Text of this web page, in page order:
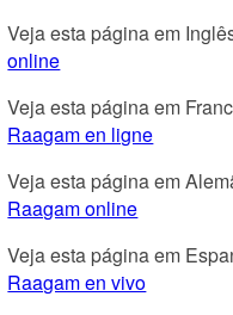
Veja esta página em
online
Veja esta página em
Raagam en ligne
Veja esta página em
Raagam online
Veja esta página em
Raagam en vivo